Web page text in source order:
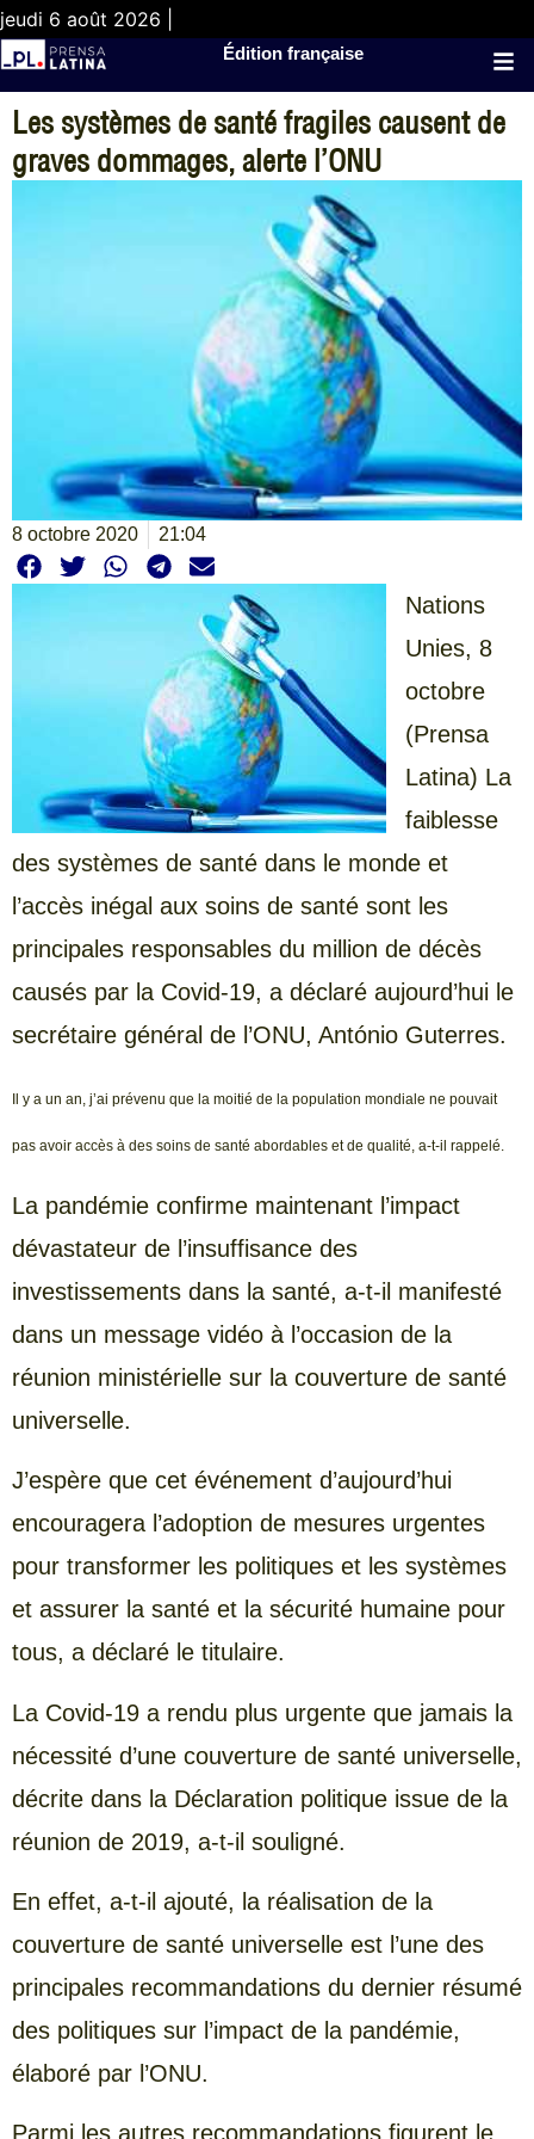
jeudi 6 août 2026 |
Édition française
Les systèmes de santé fragiles causent de
graves dommages, alerte l’ONU
8 octobre 2020 21:04
Nations
Unies, 8
octobre
(Prensa
Latina) La
faiblesse
des systèmes de santé dans le monde et
l’accès inégal aux soins de santé sont les
principales responsables du million de décès
causés par la Covid-19, a déclaré aujourd’hui le
secrétaire général de l’ONU, António Guterres.
Il y a un an, j’ai prévenu que la moitié de la population mondiale ne pouvait
pas avoir accès à des soins de santé abordables et de qualité, a-t-il rappelé.
La pandémie confirme maintenant l’impact
dévastateur de l’insuffisance des
investissements dans la santé, a-t-il manifesté
dans un message vidéo à l’occasion de la
réunion ministérielle sur la couverture de santé
universelle.
J’espère que cet événement d’aujourd’hui
encouragera l’adoption de mesures urgentes
pour transformer les politiques et les systèmes
et assurer la santé et la sécurité humaine pour
tous, a déclaré le titulaire.
La Covid-19 a rendu plus urgente que jamais la
nécessité d’une couverture de santé universelle,
décrite dans la Déclaration politique issue de la
réunion de 2019, a-t-il souligné.
En effet, a-t-il ajouté, la réalisation de la
couverture de santé universelle est l’une des
principales recommandations du dernier résumé
des politiques sur l’impact de la pandémie,
élaboré par l’ONU.
Parmi les autres recommandations figurent le